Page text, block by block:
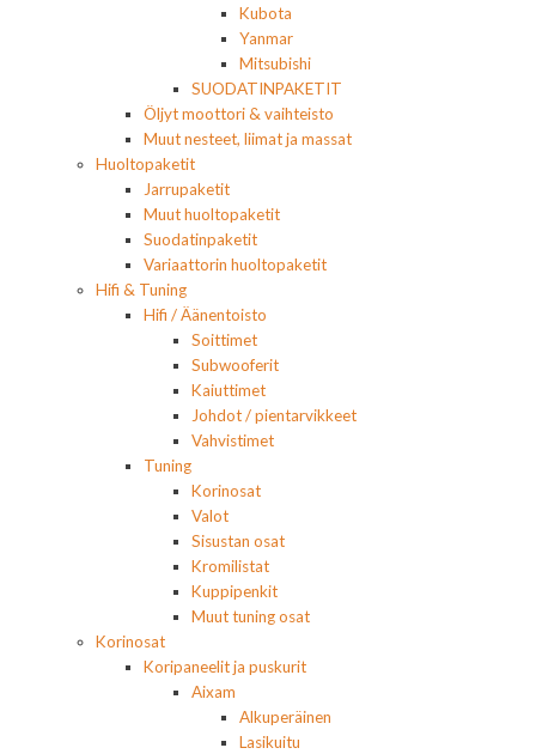
Kubota
Yanmar
Mitsubishi
SUODATINPAKETIT
Öljyt moottori & vaihteisto
Muut nesteet, liimat ja massat
Huoltopaketit
Jarrupaketit
Muut huoltopaketit
Suodatinpaketit
Variaattorin huoltopaketit
Hifi & Tuning
Hifi / Äänentoisto
Soittimet
Subwooferit
Kaiuttimet
Johdot / pientarvikkeet
Vahvistimet
Tuning
Korinosat
Valot
Sisustan osat
Kromilistat
Kuppipenkit
Muut tuning osat
Korinosat
Koripaneelit ja puskurit
Aixam
Alkuperäinen
Lasikuitu